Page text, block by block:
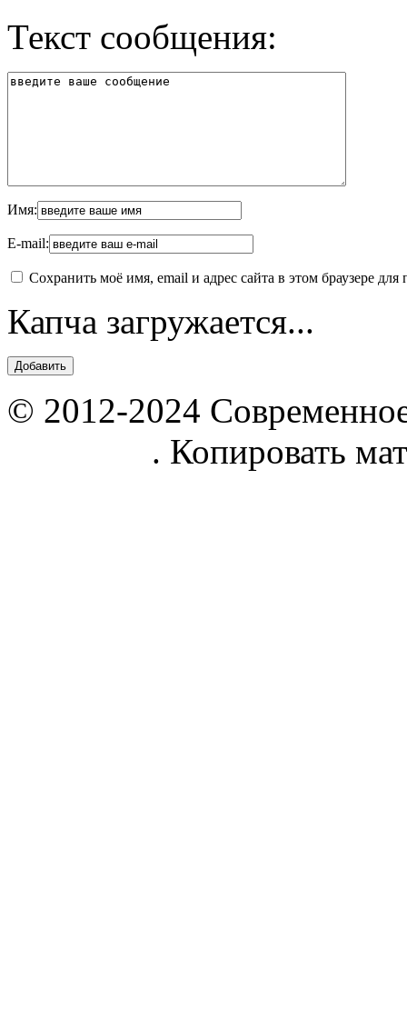
Текст сообщения:
Имя:
E-mail:
Сохранить моё имя, email и адрес сайта в этом браузере
Капча загружается...
© 2012-2024
. Копировать